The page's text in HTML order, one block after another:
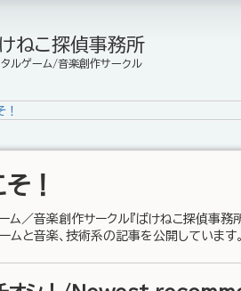
ねこ探偵事務所
ルゲーム/音楽創作サークル
！
！
ム／音楽創作サークル『ばけねこ探偵事務
ムと音楽、技術系の記事を公開しています。